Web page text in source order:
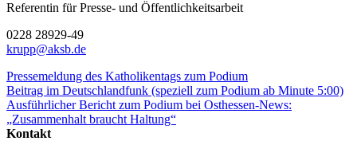
Referentin für Presse- und Öffentlichkeitsarbeit
0228 28929-49
krupp@aksb.de
Pressemeldung des Katholikentags zum Podium
Beitrag im Deutschlandfunk (speziell zum Podium ab Minute 5:00)
Ausführlicher Bericht zum Podium bei Osthessen-News:
„Zusammenhalt braucht Haltung“
Kontakt